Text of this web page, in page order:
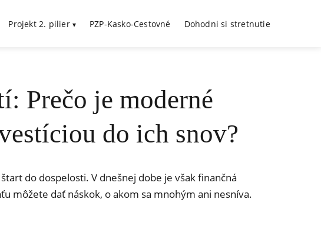
Projekt 2. pilier PZP-Kasko-Cestovné Dohodni si stretnutie
Prečo je moderné
do ich snov?
do dospelosti. V dnešnej dobe je však finančná
môžete dať náskok, o akom sa mnohým ani nesníva.